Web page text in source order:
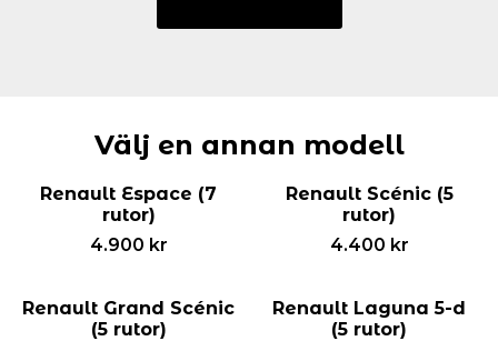
(5
Välj en annan modell
Renault Espace (7
rutor)
4.900 kr
Renault Scénic (5
rutor)
4.400 kr
Renault Grand Scénic
(5 rutor)
Renault Laguna 5-d
(5 rutor)